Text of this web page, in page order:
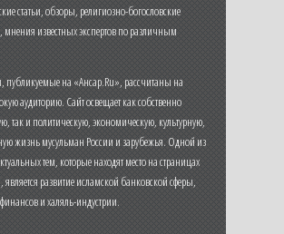
статьи, обзоры, религиозно-богословские
мнения известных экспертов по различным
публикуемые на «Ансар.Ru», рассчитаны на
аудиторию. Сайт освещает как собственно
так и политическую, экономическую, культурную,
жизнь мусульман России и зарубежья. Одной из
тем, которые находят место на страницах
развитие исламской банковской сферы,
и халяль-индустрии.